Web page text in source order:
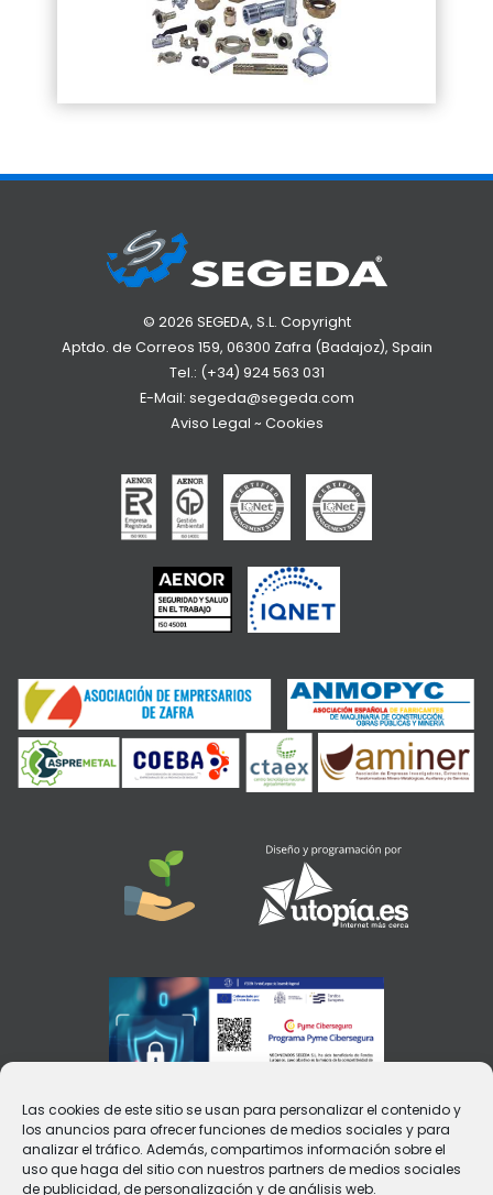
Las cookies de este sitio se usan para personalizar el contenido y
los anuncios para ofrecer funciones de medios sociales y para
analizar el tráfico. Además, compartimos información sobre el
uso que haga del sitio con nuestros partners de medios sociales
de publicidad, de personalización y de análisis web.
© 2026 SEGEDA, S.L. Copyright
Aptdo. de Correos 159, 06300 Zafra (Badajoz), Spain
Tel.: (+34) 924 563 031
E-Mail: segeda@segeda.com
Aviso Legal ~ Cookies